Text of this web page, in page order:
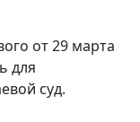
от 29 марта
для
суд.